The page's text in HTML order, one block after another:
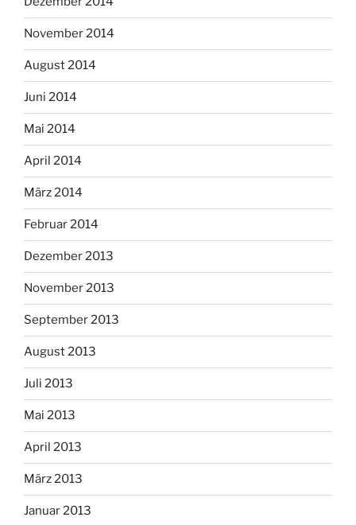
November 2014
August 2014
Juni 2014
Mai 2014
April 2014
März 2014
Februar 2014
Dezember 2013
November 2013
September 2013
August 2013
Juli 2013
Mai 2013
April 2013
März 2013
Januar 2013